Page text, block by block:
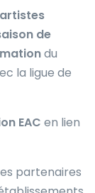
de
du
la ligue de
EAC en lien
partenaires